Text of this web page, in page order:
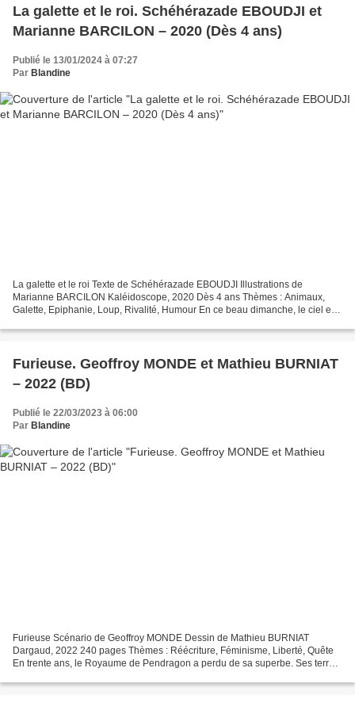
La galette et le roi. Schéhérazade EBOUDJI et
Marianne BARCILON – 2020 (Dès 4 ans)
Publié le 13/01/2024 à 07:27
Par Blandine
La galette et le roi Texte de Schéhérazade EBOUDJI Illustrations de
Marianne BARCILON Kaléidoscope, 2020 Dès 4 ans Thèmes : Animaux,
Galette, Epiphanie, Loup, Rivalité, Humour En ce beau dimanche, le ciel est
Furieuse. Geoffroy MONDE et Mathieu BURNIAT
– 2022 (BD)
Publié le 22/03/2023 à 06:00
Par Blandine
Furieuse Scénario de Geoffroy MONDE Dessin de Mathieu BURNIAT
Dargaud, 2022 240 pages Thèmes : Réécriture, Féminisme, Liberté, Quête
En trente ans, le Royaume de Pendragon a perdu de sa superbe. Ses terres